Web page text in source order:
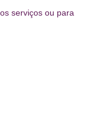
serviços ou para